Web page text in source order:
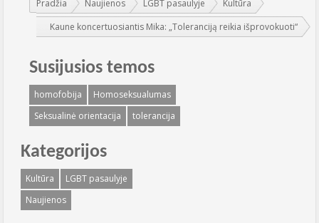
Pradžia Naujienos LGBT pasaulyje
Kultūra
Kaune koncertuosiantis Mika: „Toleranciją reikia išprovokuoti“
Susijusios temos
homofobija
Homoseksualumas
Seksualinė orientacija
tolerancija
Kategorijos
Kultūra
LGBT pasaulyje
Naujienos